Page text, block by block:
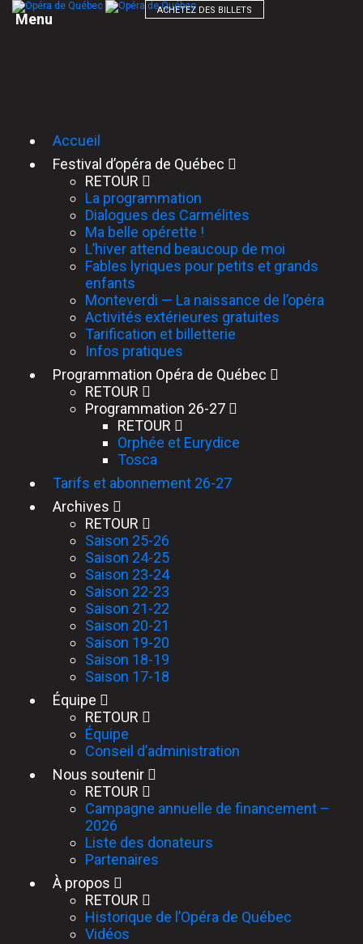
ACHETEZ DES BILLETS
Menu
Accueil
Festival d’opéra de Québec
RETOUR
La programmation
Dialogues des Carmélites
Ma belle opérette !
L’hiver attend beaucoup de moi
Fables lyriques pour petits et grands
enfants
Monteverdi — La naissance de l’opéra
Activités extérieures gratuites
Tarification et billetterie
Infos pratiques
Programmation Opéra de Québec
RETOUR
Programmation 26-27
RETOUR
Orphée et Eurydice
Tosca
Tarifs et abonnement 26-27
Archives
RETOUR
Saison 25-26
Saison 24-25
Saison 23-24
Saison 22-23
Saison 21-22
Saison 20-21
Saison 19-20
Saison 18-19
Saison 17-18
Équipe
RETOUR
Équipe
Conseil d’administration
Nous soutenir
RETOUR
Campagne annuelle de financement –
2026
Liste des donateurs
Partenaires
À propos
RETOUR
Historique de l’Opéra de Québec
Vidéos